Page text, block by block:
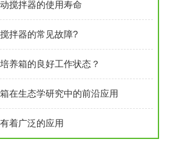
搅拌器的使用寿命
拌器的常见故障?
养箱的良好工作状态？
在生态学研究中的前沿应用
着广泛的应用